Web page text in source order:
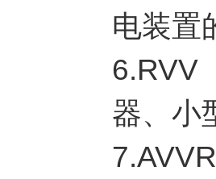
电装置
6.RVV
器、小